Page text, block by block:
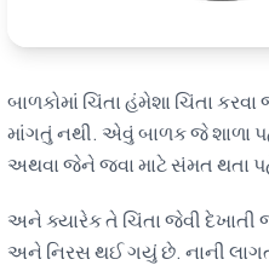
બાળકોમાં ચિંતા હંમેશા ચિંતા
માંગતું નથી. એવું બાળક જે શાળા
અથવા જેને જવા માટે સંમત થતા
અને ક્યારેક તે ચિંતા જેવી દેખાતી
અને નિરસ થઈ ગયું છે. નાની